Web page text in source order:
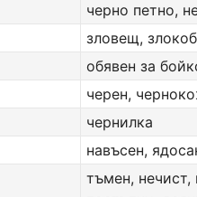
черно петно,
зловещ,
обявен за
черен,
чернилка
навъсен,
тъмен, нечист,